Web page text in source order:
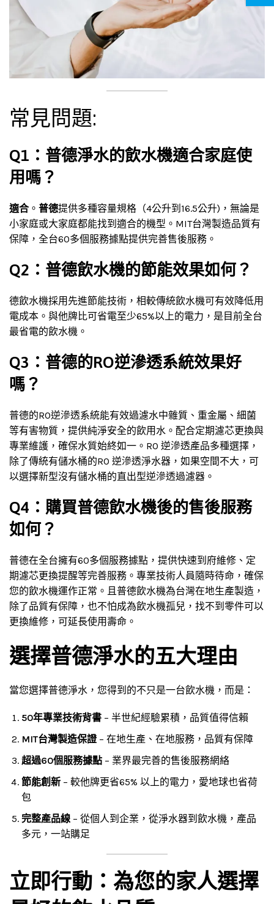
常見問題:
Q1：普德淨水的飲水機適合家庭使
用嗎？
適合 。 普德提供多種容量規格（4公升到16.5公升)，無論是
小家庭或大家庭都能找到適合的機型。MIT台灣製造品質有
保障，全台60多個服務據點提供完善售後服務。
Q2：普德飲水機的節能效果如何？
德飲水機採用先進節能技術，相較傳統飲水機可有效降低用
電成本。與他牌比可省電至少65%以上的電力，是目前全台
最省電的飲水機。
Q3：普德的RO逆滲透系統效果好
嗎？
普德的RO逆滲透系統能有效過濾水中雜質、重金屬、細菌
等有害物質，提供純淨安全的飲用水。配合定期濾芯更換與
專業維護，確保水質始終如一。RO 逆滲透產品多種選擇，
除了傳統有儲水桶的RO 逆滲透淨水器，如果空間不大，可
以選擇新型沒有儲水桶的直出型逆滲透過濾器。
Q4：購買普德飲水機後的售後服務
如何？
普德在全台擁有60多個服務據點，提供快速到府維修、定
期濾芯更換提醒等完善服務。專業技術人員隨時待命，確保
您的飲水機運作正常。且普德飲水機為台灣在地生產製造，
除了品質有保障，也不怕成為飲水機孤兒，找不到零件可以
更換維修，可延長使用壽命。
選擇普德淨水的五大理由
當您選擇普德淨水，您得到的不只是一台飲水機，而是：
50年專業技術背書 – 半世紀經驗累積，品質值得信賴
MIT台灣製造保證– 在地生產、在地服務，品質有保障
超過60個服務據點 – 業界最完善的售後服務網絡
節能創新 – 較他牌更省65% 以上的電力，愛地球也省荷
包
完整產品線 – 從個人到企業，從淨水器到飲水機，產品
多元，一站購足
立即行動：為您的家人選擇